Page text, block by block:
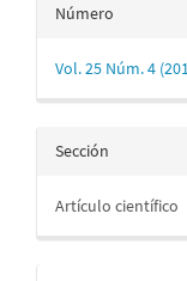
Número
Vol. 25 Núm. 4
Sección
Artículo científico